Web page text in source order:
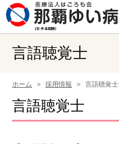
言語聴覚士
ホーム 採用情報 言語聴覚士
言語聴覚士